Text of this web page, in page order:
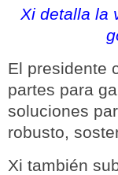
Xi detalla la
El presidente
partes para
soluciones
robusto,
Xi también